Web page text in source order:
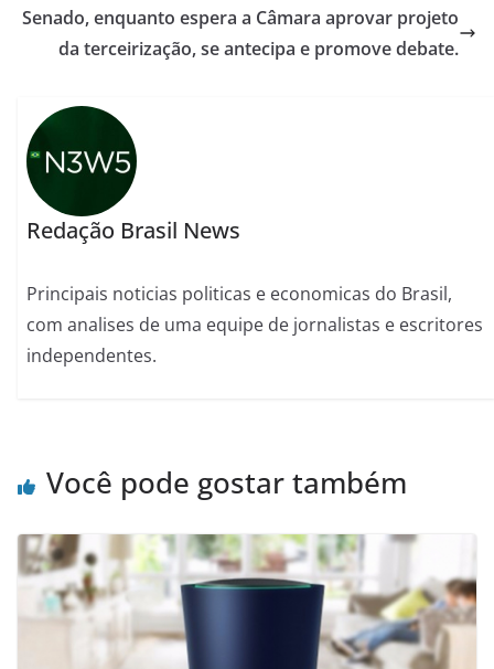
Senado, enquanto espera a Câmara aprovar projeto
da terceirização, se antecipa e promove debate.
Redação Brasil News
Principais noticias politicas e economicas do Brasil,
com analises de uma equipe de jornalistas e escritores
independentes.
Você pode gostar também